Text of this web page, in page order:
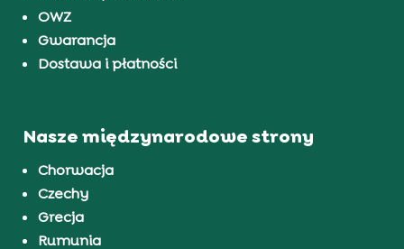
OWZ
Gwarancja
Dostawa i płatności
Nasze międzynarodowe strony
Chorwacja
Czechy
Grecja
Rumunia